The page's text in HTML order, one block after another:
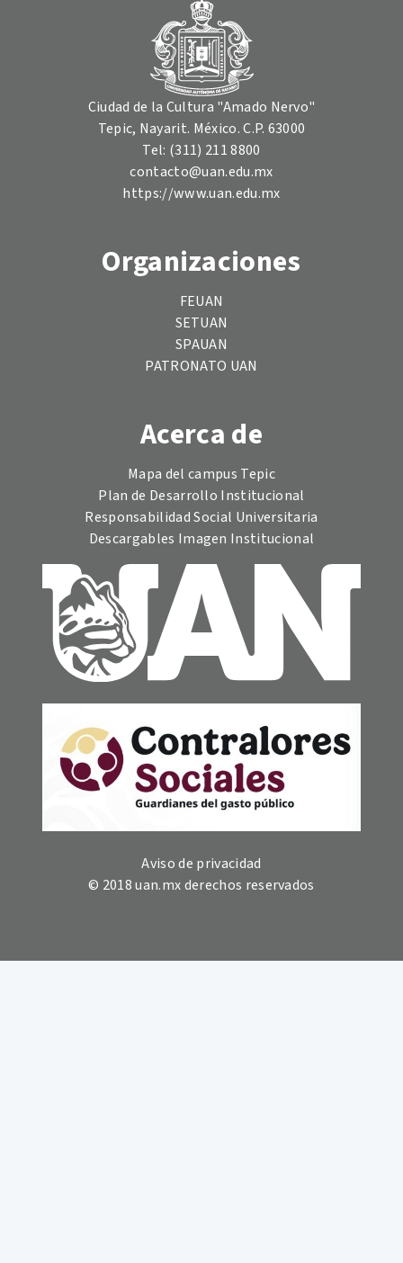
Ciudad de la Cultura "Amado Nervo"
Tepic, Nayarit. México. C.P. 63000
Tel: (311) 211 8800
contacto@uan.edu.mx
https://www.uan.edu.mx
Organizaciones
FEUAN
SETUAN
SPAUAN
PATRONATO UAN
Acerca de
Mapa del campus Tepic
Plan de Desarrollo Institucional
Responsabilidad Social Universitaria
Descargables Imagen Institucional
Aviso de privacidad
© 2018 uan.mx derechos reservados